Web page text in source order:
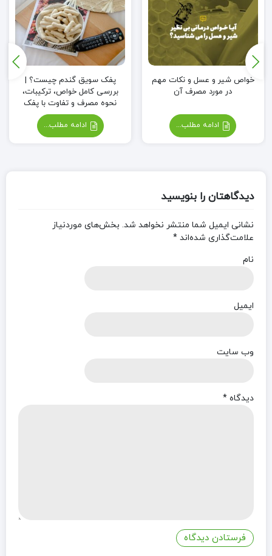
خواص شیر و عسل و نکات مهم
در مورد مصرف آن
ادامه مطلب...
پفک سویق گندم چیست؟ |
بررسی کامل خواص، ترکیبات،
نحوه مصرف و تفاوت با پفک
صنعتی
ادامه مطلب...
دیدگاهتان را بنویسید
نشانی ایمیل شما منتشر نخواهد شد. بخش‌های موردنیاز
علامت‌گذاری شده‌اند *
نام
ایمیل
وب‌ سایت
دیدگاه *